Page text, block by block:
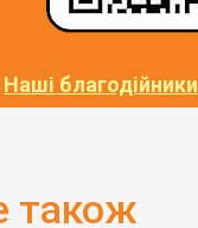
Наші благодійники
також